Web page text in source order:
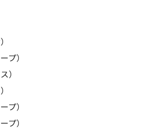
プ）
）
プ）
プ）